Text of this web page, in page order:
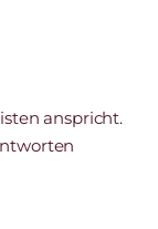
anspricht.